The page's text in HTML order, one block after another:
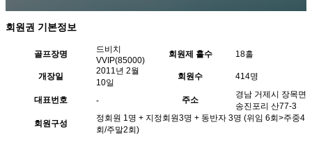
회원권 기본정보
골프장명
드비치
VVIP(85000)
회원제 홀수 18홀
개장일
2011년 2월
10일
회원수 414명
대표번호 - 주소
경남 거제시 장목면
송진포리 산77-3
회원구성
정회원 1명 + 지정회원3명 + 동반자 3명 (위임 6회>주중4
회/주말2회)